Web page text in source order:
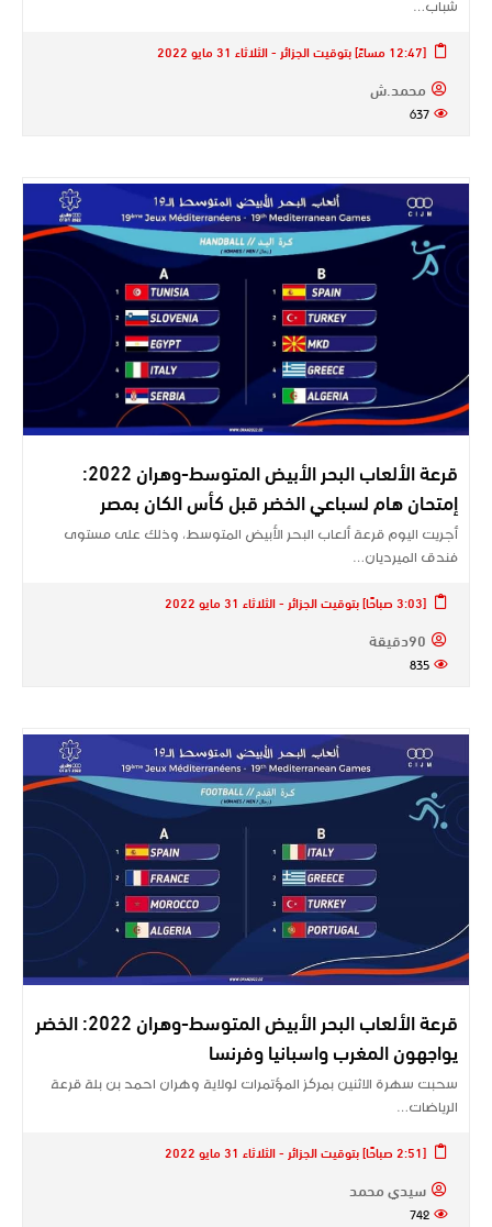
[12:47 مساءً] بتوقيت الجزائر - الثلاثاء 31 مايو 2022
محمد.ش
637
قرعة الألعاب البحر الأبيض المتوسط-وهران 2022:
إمتحان هام لسباعي الخضر قبل كأس الكان بمصر
أجريت اليوم قرعة ألعاب البحر الأبيض المتوسط، وذلك على مستوى
فندق الميرديان…
[3:03 صباحًا] بتوقيت الجزائر - الثلاثاء 31 مايو 2022
90دقيقة
835
قرعة الألعاب البحر الأبيض المتوسط-وهران 2022: الخضر
يواجهون المغرب واسبانيا وفرنسا
سحبت سهرة الاثنين بمركز المؤتمرات لولاية وهران احمد بن بلة قرعة
الرياضات…
[2:51 صباحًا] بتوقيت الجزائر - الثلاثاء 31 مايو 2022
سيدي محمد
742